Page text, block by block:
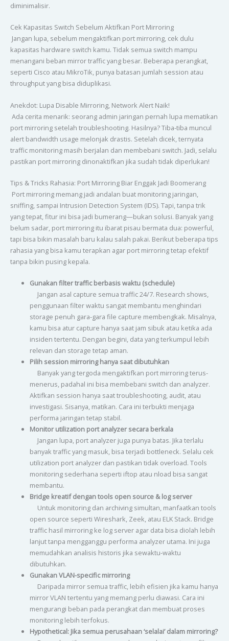
diminimalisir.
Cek Kapasitas Switch Sebelum Aktifkan Port Mirroring
Jangan lupa, sebelum mengaktifkan port mirroring, cek dulu
kapasitas hardware switch kamu. Tidak semua switch mampu
menangani beban mirror traffic yang besar. Beberapa perangkat,
seperti Cisco atau MikroTik, punya batasan jumlah session atau
throughput yang bisa diduplikasi.
Anekdot: Lupa Disable Mirroring, Network Alert Naik!
Ada cerita menarik: seorang admin jaringan pernah lupa mematikan
port mirroring setelah troubleshooting. Hasilnya? Tiba-tiba muncul
alert bandwidth usage melonjak drastis. Setelah dicek, ternyata
traffic monitoring masih berjalan dan membebani switch. Jadi, selalu
pastikan port mirroring dinonaktifkan jika sudah tidak diperlukan!
Tips & Tricks Rahasia: Port Mirroring Biar Enggak Jadi Boomerang
Port mirroring memang jadi andalan buat monitoring jaringan,
sniffing, sampai Intrusion Detection System (IDS). Tapi, tanpa trik
yang tepat, fitur ini bisa jadi bumerang—bukan solusi. Banyak yang
belum sadar, port mirroring itu ibarat pisau bermata dua: powerful,
tapi bisa bikin masalah baru kalau salah pakai. Berikut beberapa tips
rahasia yang bisa kamu terapkan agar port mirroring tetap efektif
tanpa bikin pusing kepala.
Gunakan filter traffic berbasis waktu (schedule)
Jangan asal capture semua traffic 24/7. Research shows,
penggunaan filter waktu sangat membantu menghindari
storage penuh gara-gara file capture membengkak. Misalnya,
kamu bisa atur capture hanya saat jam sibuk atau ketika ada
insiden tertentu. Dengan begini, data yang terkumpul lebih
relevan dan storage tetap aman.
Pilih session mirroring hanya saat dibutuhkan
Banyak yang tergoda mengaktifkan port mirroring terus-
menerus, padahal ini bisa membebani switch dan analyzer.
Aktifkan session hanya saat troubleshooting, audit, atau
investigasi. Sisanya, matikan. Cara ini terbukti menjaga
performa jaringan tetap stabil.
Monitor utilization port analyzer secara berkala
Jangan lupa, port analyzer juga punya batas. Jika terlalu
banyak traffic yang masuk, bisa terjadi bottleneck. Selalu cek
utilization port analyzer dan pastikan tidak overload. Tools
monitoring sederhana seperti iftop atau nload bisa sangat
membantu.
Bridge kreatif dengan tools open source & log server
Untuk monitoring dan archiving simultan, manfaatkan tools
open source seperti Wireshark, Zeek, atau ELK Stack. Bridge
traffic hasil mirroring ke log server agar data bisa diolah lebih
lanjut tanpa mengganggu performa analyzer utama. Ini juga
memudahkan analisis historis jika sewaktu-waktu
dibutuhkan.
Gunakan VLAN-specific mirroring
Daripada mirror semua traffic, lebih efisien jika kamu hanya
mirror VLAN tertentu yang memang perlu diawasi. Cara ini
mengurangi beban pada perangkat dan membuat proses
monitoring lebih terfokus.
Hypothetical: Jika semua perusahaan ‘selalai’ dalam mirroring?